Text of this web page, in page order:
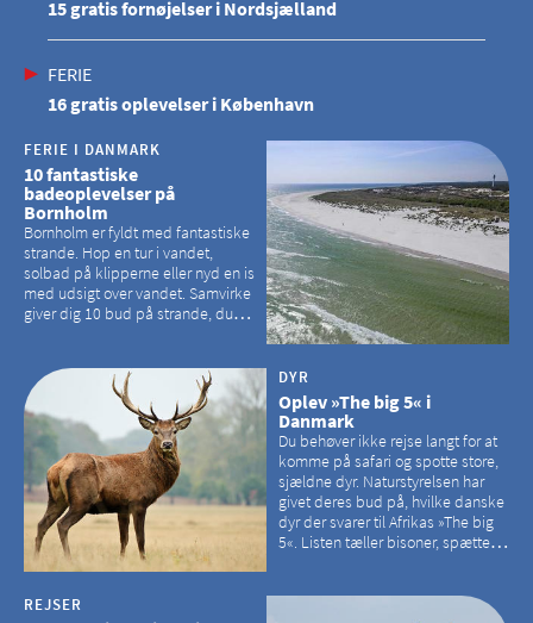
15 gratis fornøjelser i Nordsjælland
FERIE
16 gratis oplevelser i København
FERIE I DANMARK
10 fantastiske
badeoplevelser på
Bornholm
Bornholm er fyldt med fantastiske
strande. Hop en tur i vandet,
solbad på klipperne eller nyd en is
med udsigt over vandet. Samvirke
giver dig 10 bud på strande, du
DYR
Oplev »The big 5« i
Danmark
Du behøver ikke rejse langt for at
komme på safari og spotte store,
sjældne dyr. Naturstyrelsen har
givet deres bud på, hvilke danske
dyr der svarer til Afrikas »The big
5«. Listen tæller bisoner, spættede
REJSER